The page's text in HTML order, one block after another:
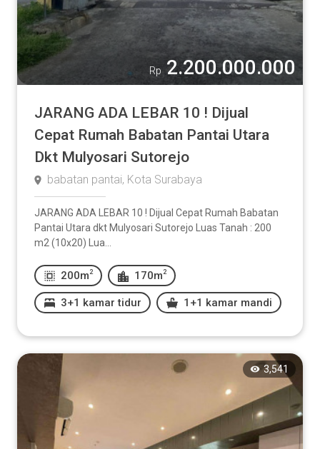
Rp 2.200.000.000
JARANG ADA LEBAR 10 ! Dijual
Cepat Rumah Babatan Pantai Utara
Dkt Mulyosari Sutorejo
babatan pantai, Kota Surabaya
JARANG ADA LEBAR 10 ! Dijual Cepat Rumah Babatan
Pantai Utara dkt Mulyosari Sutorejo Luas Tanah : 200
m2 (10x20) Lua...
200m 2 170m 2
3+1 kamar tidur 1+1 kamar mandi
3,541